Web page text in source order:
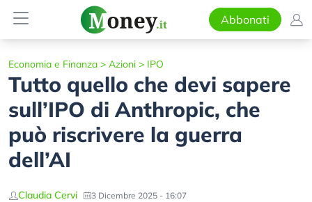
Abbonati
Economia e Finanza > Azioni > IPO
Tutto quello che devi sapere
sull’IPO di Anthropic, che
può riscrivere la guerra
dell’AI
Claudia Cervi 3 Dicembre 2025 - 16:07